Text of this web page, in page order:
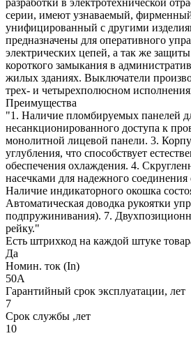
серии, имеют узнаваемый,
унифицированный с другими
предназначены для оперативного
электрических цепей, а так же
короткого замыкания в
жилых зданиях. Выключатели
трех- и четырехполюсном
Преимущества
"1. Наличие пломбируемых панелей
несанкционированного доступа к
монолитной лицевой панели. 3.
углубления, что способствует
обеспечения охлаждения. 4.
насечками для надежного
Наличие индикаторного окошка
Автоматическая доводка рукоятки
подпружинивания). 7.
рейку."
Есть штрихкод на каждой штуке
Да
Номин. ток (In)
50А
Гарантийный срок эксплуатации, лет
7
Срок службы ,лет
10